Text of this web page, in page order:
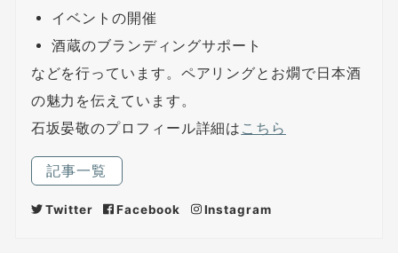
イベントの開催
酒蔵のブランディングサポート
などを行っています。ペアリングとお燗で日本酒
の魅力を伝えています。
石坂晏敬のプロフィール詳細は こちら
記事一覧
Twitter Facebook Instagram